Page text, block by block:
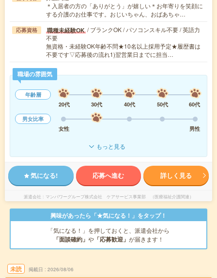
＊入居者の方の「ありがとう」が嬉しい＊お年寄りを笑顔に
する介護のお仕事です。おじいちゃん、おばあちゃ…
応募資格 職種未経験OK / ブランクOK / パソコンスキル不要 / 英語力
不要
無資格・未経験OK年齢不問★10名以上採用予定★履歴書は
不要です▽応募後の流れ1)翌営業日までに担当…
職場の雰囲気
年齢層
20代
30代 40代 50代
60代
男女比率
女性
男性
もっと見る
気になる! 応募へ進む 詳しく見る
派遣会社 マンパワーグループ株式会社 ケアサービス事業部 （医療福祉介護関連）
興味があったら「★気になる！」をタップ！
「気になる！」を押しておくと、派遣会社から
「面談確約」 や 「応募歓迎」 が届きます！
未読 掲載日 2026/08/06